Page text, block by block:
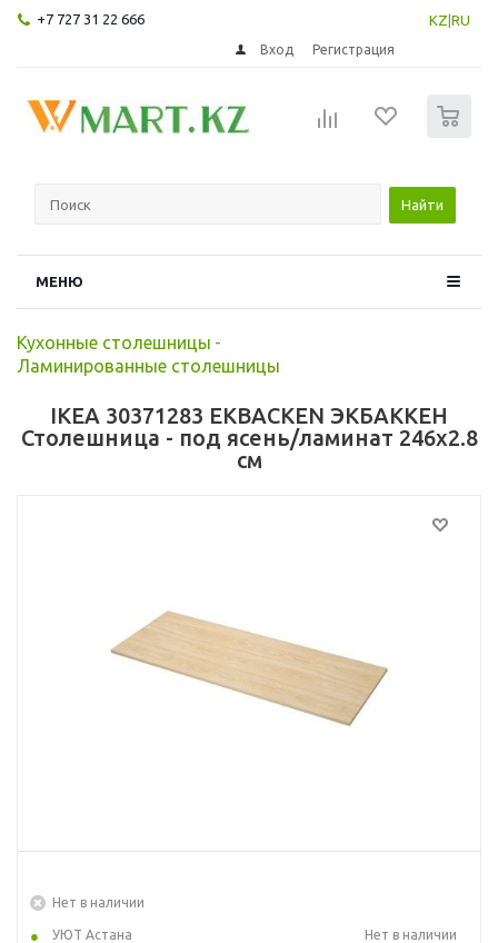
+7 727 31 22 666 KZ RU
Вход Регистрация
Найти
МЕНЮ
Кухонные столешницы -
Ламинированные столешницы
IKEA 30371283 EKBACKEN ЭКБАККЕН
Столешница - под ясень/ламинат 246x2.8
см
Нет в наличии
УЮТ Астана
Нет в наличии